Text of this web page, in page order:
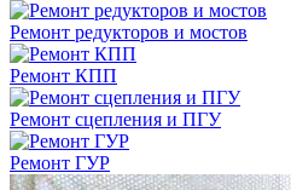
Ремонт редукторов и мостов
Ремонт КПП
Ремонт сцепления и ПГУ
Ремонт ГУР